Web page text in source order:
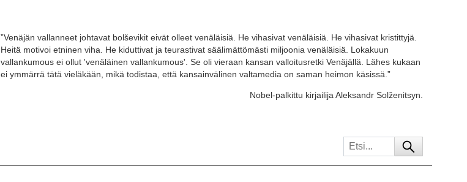
”Venäjän vallanneet johtavat bolševikit eivät olleet venäläisiä. He vihasivat venäläisiä. He vihasivat kristittyjä.
Heitä motivoi etninen viha. He kiduttivat ja teurastivat säälimättömästi miljoonia venäläisiä. Lokakuun
vallankumous ei ollut 'venäläinen vallankumous'. Se oli vieraan kansan valloitusretki Venäjällä. Lähes kukaan
ei ymmärrä tätä vieläkään, mikä todistaa, että kansainvälinen valtamedia on saman heimon käsissä.”
Nobel-palkittu kirjailija Aleksandr Solženitsyn.